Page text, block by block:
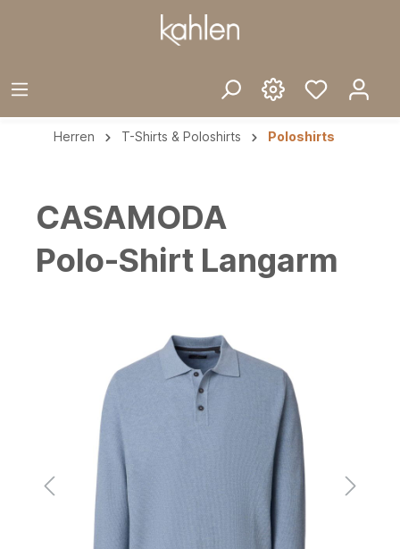
Herren T-Shirts & Poloshirts Poloshirts
CASAMODA
Polo-Shirt Langarm